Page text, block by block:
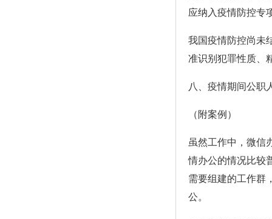
应纳入疫情防控专
我国疫情防控尚未
准识别犯罪性质、
八、疫情期间公职
（附案例）
虽然工作中，微信
情办公的情况比较
需要组建的工作群
公。